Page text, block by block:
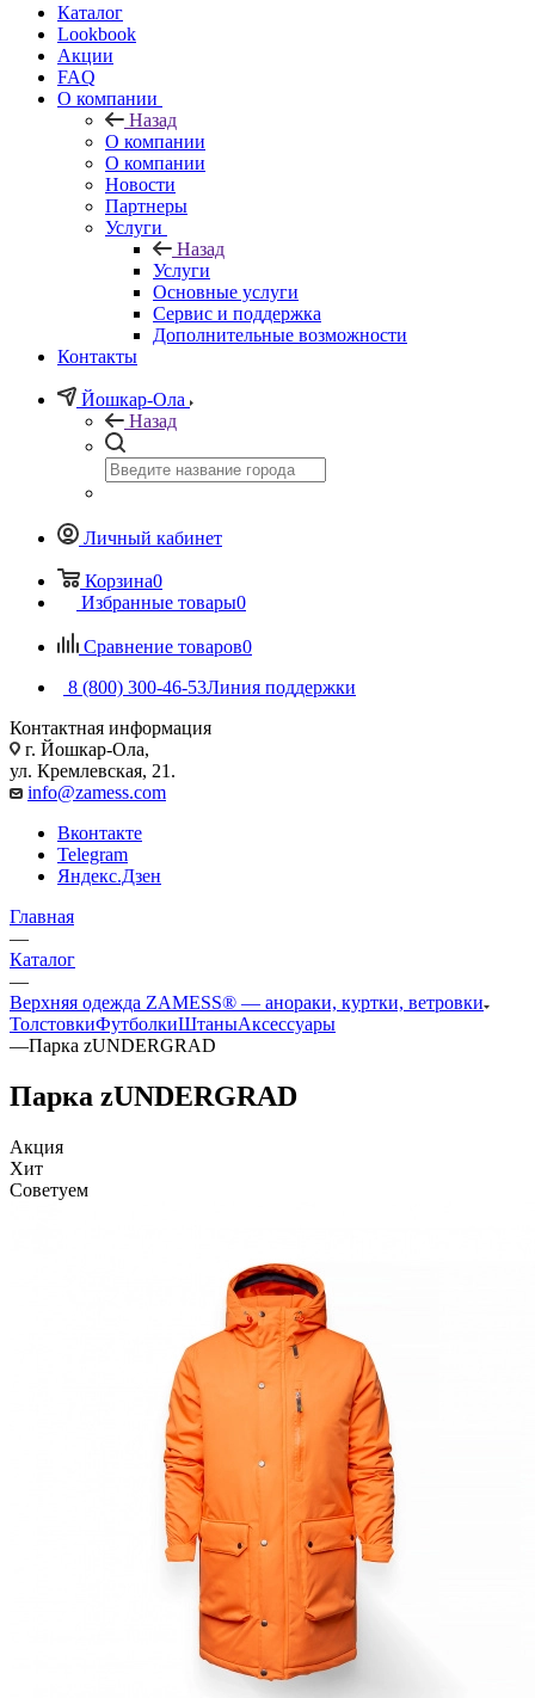
Каталог
Lookbook
Акции
FAQ
О компании
Назад
О компании
О компании
Новости
Партнеры
Услуги
Назад
Услуги
Основные услуги
Сервис и поддержка
Дополнительные возможности
Контакты
Йошкар-Ола
Назад
Личный кабинет
Корзина0
Избранные товары0
Сравнение товаров0
8 (800) 300-46-53Линия поддержки
Контактная информация
г. Йошкар-Ола,
ул. Кремлевская, 21.
info@zamess.com
Вконтакте
Telegram
Яндекс.Дзен
Главная
—
Каталог
—
Верхняя одежда ZAMESS® — анораки, куртки, ветровки
ТолстовкиФутболкиШтаныАксессуары
—Парка zUNDERGRAD
Парка zUNDERGRAD
Акция
Хит
Советуем